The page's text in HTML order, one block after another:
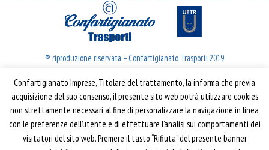
® riproduzione riservata – Confartigianato Trasporti 2019
Confartigianato Trasporti
Via S. Giovanni in Laterano, 152 | 00184 Roma
T: 06 70374.275
trasporti@confartigianato.it
Confartigianato Imprese, Titolare del trattamento, la informa che previa
acquisizione del suo consenso, il presente sito web potrà utilizzare cookies
non strettamente necessari al fine di personalizzare la navigazione in linea
con le preferenze dell’utente e di effettuare l’analisi sui comportamenti dei
visitatori del sito web. Premere il tasto “Rifiuta” del presente banner